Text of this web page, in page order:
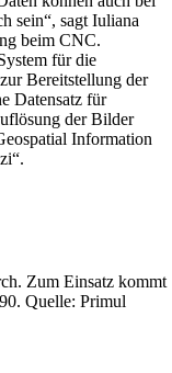
sein“, sagt Iuliana
beim CNC.
für die
Bereitstellung der
Datensatz für
der Bilder
Information
Zum Einsatz kommt
Quelle: Primul